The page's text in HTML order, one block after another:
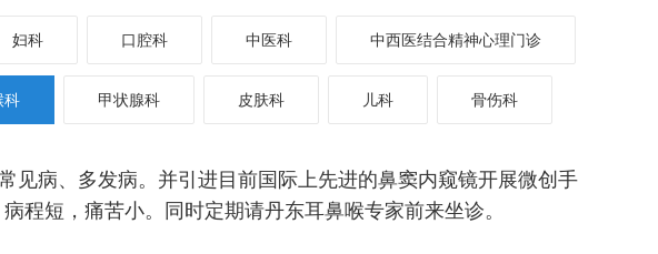
妇科 口腔科 中医科 中西医结合精神心理门诊
科 甲状腺科 皮肤科 儿科 骨伤科
见病、多发病。并引进目前国际上先进的鼻窦内窥镜开展微创手
程短，痛苦小。同时定期请丹东耳鼻喉专家前来坐诊。